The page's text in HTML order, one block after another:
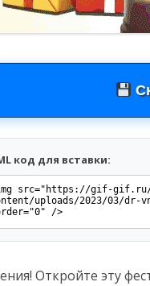
код для вставки:
Откройте эту